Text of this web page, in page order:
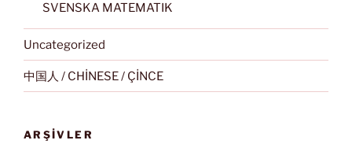
SVENSKA MATEMATIK
Uncategorized
中国人 / CHİNESE / ÇİNCE
ARŞIVLER